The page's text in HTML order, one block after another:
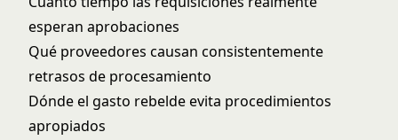
esperan aprobaciones
Qué proveedores causan consistentemente
retrasos de procesamiento
Dónde el gasto rebelde evita procedimientos
apropiados